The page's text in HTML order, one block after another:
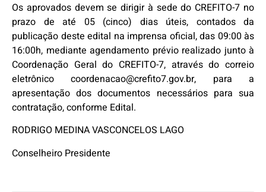
Os aprovados devem se dirigir à sede do CREFITO-7 no
prazo de até 05 (cinco) dias úteis, contados da
publicação deste edital na imprensa oficial, das 09:00 às
16:00h, mediante agendamento prévio realizado junto à
Coordenação Geral do CREFITO-7, através do correio
eletrônico coordenacao@crefito7.gov.br, para a
apresentação dos documentos necessários para sua
contratação, conforme Edital.
RODRIGO MEDINA VASCONCELOS LAGO
Conselheiro Presidente